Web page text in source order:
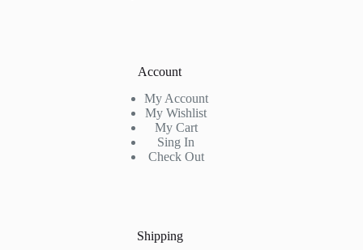
Account
My Account
My Wishlist
My Cart
Sing In
Check Out
Shipping